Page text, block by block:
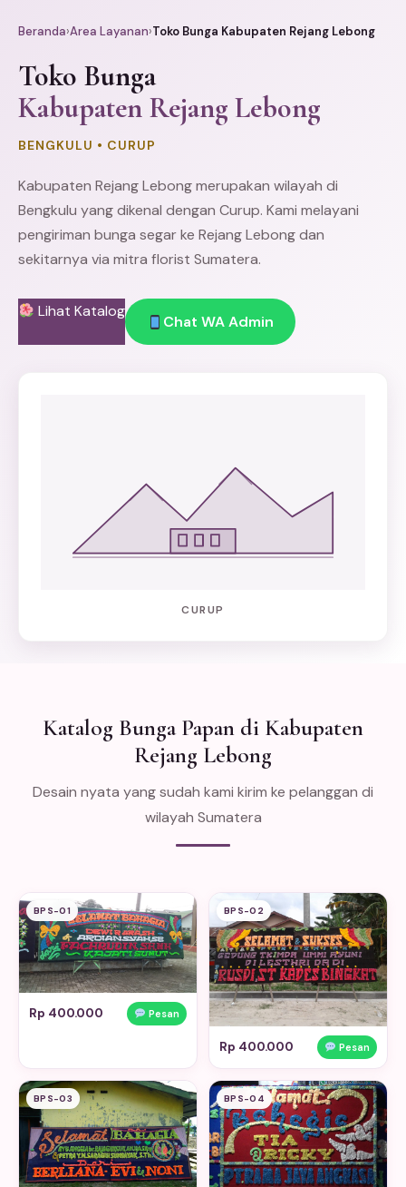
Beranda›Area Layanan›Toko Bunga Kabupaten Rejang Lebong
Toko Bunga
Kabupaten Rejang Lebong
BENGKULU • CURUP
Kabupaten Rejang Lebong merupakan wilayah di
Bengkulu yang dikenal dengan Curup. Kami melayani
pengiriman bunga segar ke Rejang Lebong dan
sekitarnya via mitra florist Sumatera.
Lihat Katalog
Chat WA Admin
CURUP
Katalog Bunga Papan di Kabupaten
Rejang Lebong
Desain nyata yang sudah kami kirim ke pelanggan di
wilayah Sumatera
BPS-01
Rp 400.000 Pesan
BPS-02
Rp 400.000 Pesan
BPS-03 BPS-04